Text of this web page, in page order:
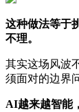
这种做法等于
不理。
其实这场风波
须面对的边界
AI越来越智能